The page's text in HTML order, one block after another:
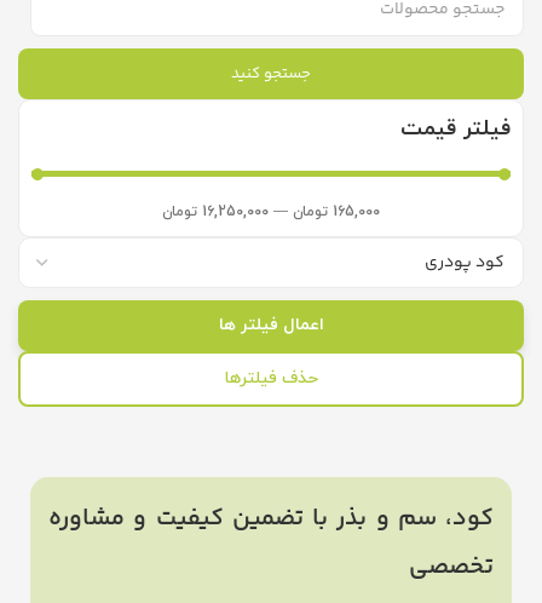
جستجو کنید
فیلتر قیمت
165,000 تومان —
16,250,000 تومان
اعمال فیلتر ها
حذف فیلترها
کود، سم و بذر با تضمین کیفیت و مشاوره
تخصصی